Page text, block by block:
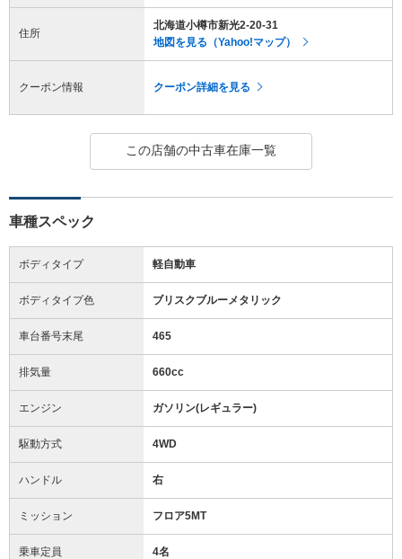
住所
北海道小樽市新光2-20-31
地図を見る（Yahoo!マップ）
クーポン情報 クーポン詳細を見る
この店舗の中古車在庫一覧
車種スペック
ボディタイプ 軽自動車
ボディタイプ色 ブリスクブルーメタリック
車台番号末尾 465
排気量 660cc
エンジン ガソリン(レギュラー)
駆動方式 4WD
ハンドル 右
ミッション フロア5MT
乗車定員 4名